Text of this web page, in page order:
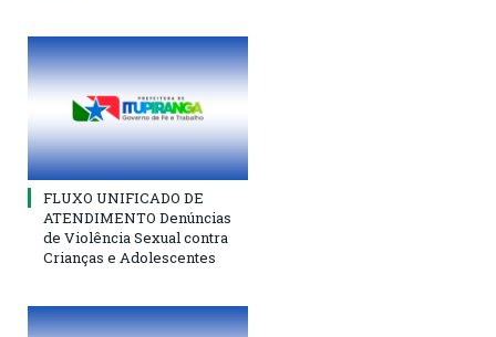
FLUXO UNIFICADO DE
ATENDIMENTO Denúncias
de Violência Sexual contra
Crianças e Adolescentes